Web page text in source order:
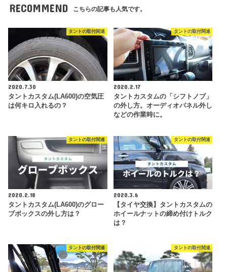
RECOMMEND こちらの記事も人気です。
タントの取付関連
2020.7.30
タントカスタム(LA600)の空気圧
は何キロ入れるの？
タントの取付関連
2020.2.17
タントカスタムの「シフトノブ」
の外し方。オーディオパネル外し
などの作業時に。
タントの取付関連
2020.2.18
タントカスタム(LA600)のグロー
ブボックスの外し方は？
タントの取付関連
2020.3.6
【タイヤ交換】タントカスタムの
ホイールナットの締め付けトルク
は？
タントの取付関連 タントの取付関連